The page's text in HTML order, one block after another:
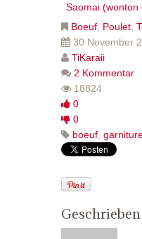
Saomai (wonton
Boeuf, Poulet,
30 November
TiKaraii
2 Kommentar
18824
0
0
boeuf,